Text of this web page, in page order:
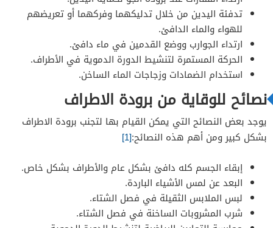
تدفئة اليدين من خلال تدليكهما وفركهما أو تعريضهم
للهواء والماء الدافئ.
ارتداء الجوارب ووضع القدمين في ماء دافئ.
الحركة المستمرة لتنشيط الدورة الدموية في الأطراف.
استخدام الضمادات وزجاجات الماء الساخن.
نصائح للوقاية من برودة الاطراف
يوجد بعض النصائح التي يمكن القيام بها لتجنب برودة الاطراف
بشكل كبير ومن أهم هذه النصائح:[1]
إبقاء الجسم كله دافئ بشكل عام والأطراف بشكل خاص.
البعد عن لمس الأشياء الباردة.
لبس الملابس الثقيلة في فصل الشتاء.
شرب المشروبات الساخنة في فصل الشتاء.